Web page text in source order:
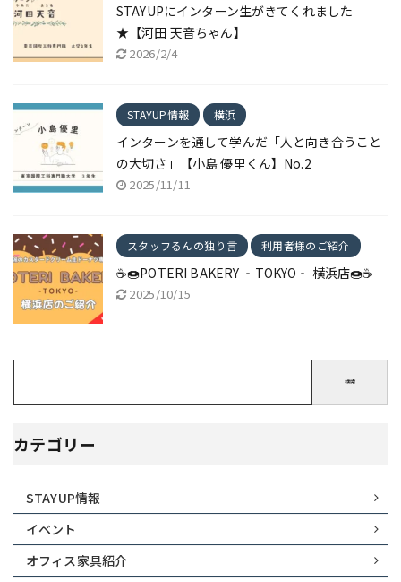
STAYUPにインターン生がきてくれました
★【河田 天音ちゃん】
2026/2/4
STAYUP情報 横浜
インターンを通して学んだ「人と向き合うこと
の大切さ」【小島 優里くん】No.2
2025/11/11
スタッフるんの独り言 利用者様のご紹介
☕🍩POTERI BAKERY ‐TOKYO‐ 横浜店🍩☕
2025/10/15
検索
カテゴリー
STAYUP情報
イベント
オフィス家具紹介